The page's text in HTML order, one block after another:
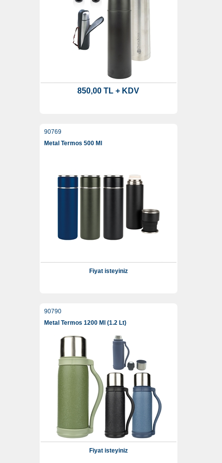
850,00 TL + KDV
90769
Metal Termos 500 Ml
Fiyat isteyiniz
90790
Metal Termos 1200 Ml (1.2 Lt)
Fiyat isteyiniz